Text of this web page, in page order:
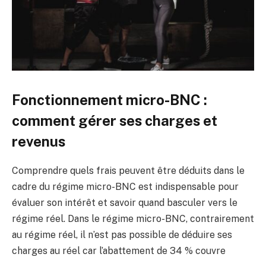
Fonctionnement micro-BNC :
comment gérer ses charges et
revenus
Comprendre quels frais peuvent être déduits dans le
cadre du régime micro-BNC est indispensable pour
évaluer son intérêt et savoir quand basculer vers le
régime réel. Dans le régime micro-BNC, contrairement
au régime réel, il n’est pas possible de déduire ses
charges au réel car l’abattement de 34 % couvre